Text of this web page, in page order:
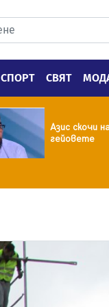
СПОРТ СВЯТ
Азис скочи
гейовете